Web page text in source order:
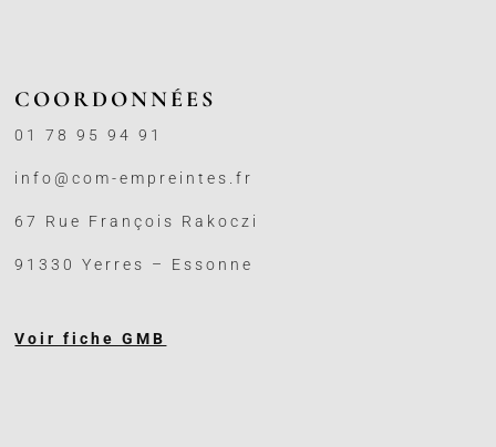
COORDONNÉES
01 78 95 94 91
info@com-empreintes.fr
67 Rue François Rakoczi
91330 Yerres – Essonne
Voir fiche GMB